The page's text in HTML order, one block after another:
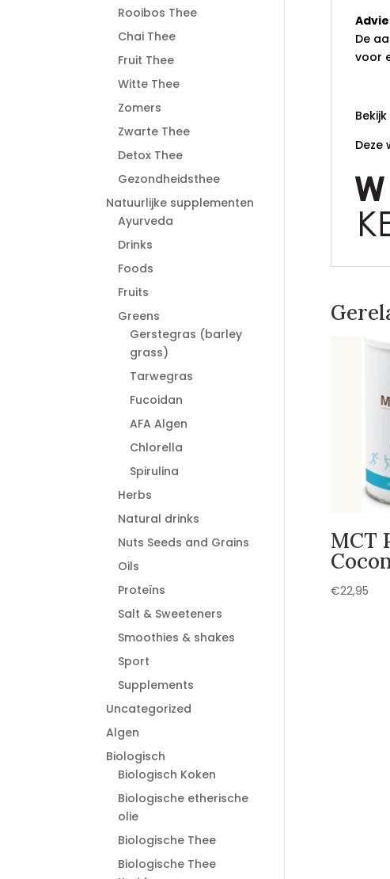
De
voor
Deze
MCT
€22,95
Rooibos Thee
Chai Thee
Fruit Thee
Witte Thee
Zomers
Zwarte Thee
Detox Thee
Gezondheidsthee
Natuurlijke supplementen
Ayurveda
Drinks
Foods
Fruits
Greens
Gerstegras (barley
grass)
Tarwegras
Fucoidan
AFA Algen
Chlorella
Spirulina
Herbs
Natural drinks
Nuts Seeds and Grains
Oils
Proteïns
Salt & Sweeteners
Smoothies & shakes
Sport
Supplements
Uncategorized
Algen
Biologisch
Biologisch Koken
Biologische etherische
olie
Biologische Thee
Biologische Thee